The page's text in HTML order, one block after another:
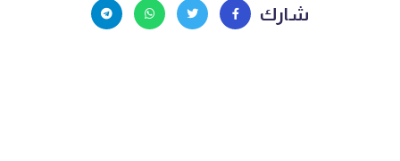
شارك